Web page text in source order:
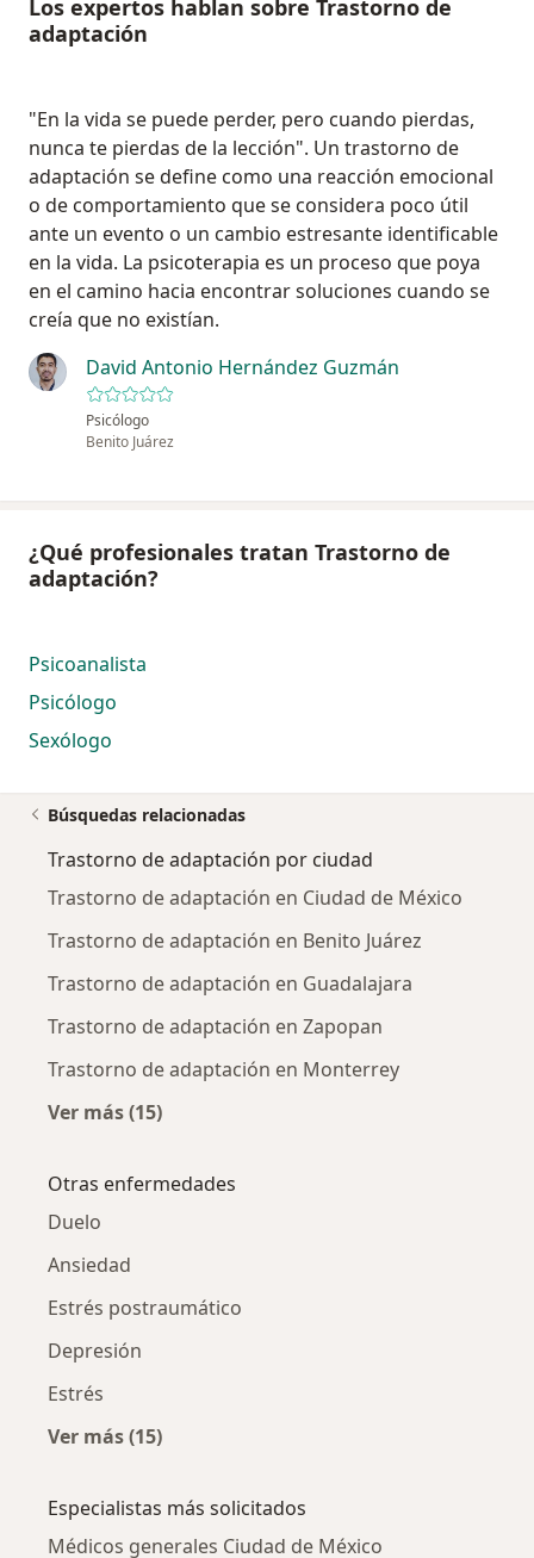
Los expertos hablan sobre Trastorno de
adaptación
"En la vida se puede perder, pero cuando pierdas,
nunca te pierdas de la lección". Un trastorno de
adaptación se define como una reacción emocional
o de comportamiento que se considera poco útil
ante un evento o un cambio estresante identificable
en la vida. La psicoterapia es un proceso que poya
en el camino hacia encontrar soluciones cuando se
creía que no existían.
David Antonio Hernández Guzmán
Psicólogo
Benito Juárez
¿Qué profesionales tratan Trastorno de
adaptación?
Psicoanalista
Psicólogo
Sexólogo
Búsquedas relacionadas
Trastorno de adaptación por ciudad
Trastorno de adaptación en Ciudad de México
Trastorno de adaptación en Benito Juárez
Trastorno de adaptación en Guadalajara
Trastorno de adaptación en Zapopan
Trastorno de adaptación en Monterrey
Ver más (15)
Otras enfermedades
Duelo
Ansiedad
Estrés postraumático
Depresión
Estrés
Ver más (15)
Especialistas más solicitados
Médicos generales Ciudad de México